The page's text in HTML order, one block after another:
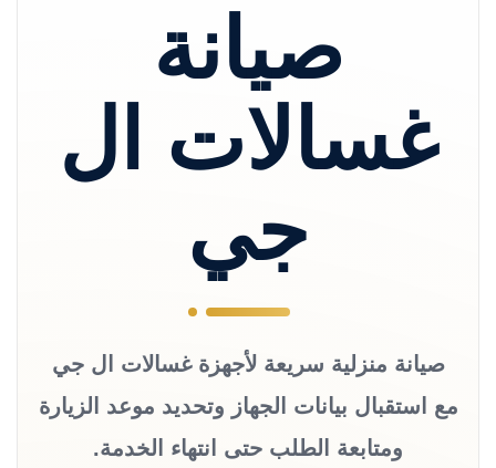
صيانة
غسالات ال
جي
صيانة منزلية سريعة لأجهزة غسالات ال جي
مع استقبال بيانات الجهاز وتحديد موعد الزيارة
ومتابعة الطلب حتى انتهاء الخدمة.